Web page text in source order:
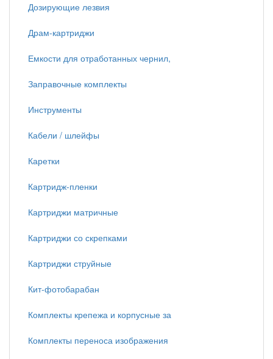
Дозирующие лезвия
Драм-картриджи
Емкости для отработанных чернил,
Заправочные комплекты
Инструменты
Кабели / шлейфы
Каретки
Картридж-пленки
Картриджи матричные
Картриджи со скрепками
Картриджи струйные
Кит-фотобарабан
Комплекты крепежа и корпусные за
Комплекты переноса изображения